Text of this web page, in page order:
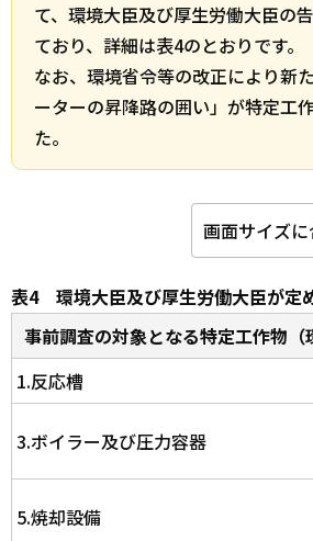
て、環境大臣及び厚生労働大臣の
ており、詳細は表4のとおりです。
なお、環境省令等の改正により新
ーターの昇降路の囲い」が特定工
た。
画面サイズ
表4 環境大臣及び厚生労働大臣が定
事前調査の対象となる特定工作物
1.反応槽
3.ボイラー及び圧力容器
5.焼却設備